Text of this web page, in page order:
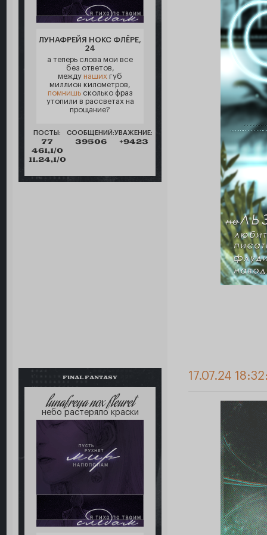
ЛУНАФРЕЙЯ НОКС ФЛЁРЕ,
24
а теперь слова мои все
без ответов,
между наших губ
миллион километров,
помнишьсколько фраз
утопили в рассветах на
прощание?
ПОСТЫ:
77
461,1/0
11.24,1/0
СООБЩЕНИЙ:
39506
УВАЖЕНИЕ:
+9423
FINAL FANTASY
lunafreya nox fleuret
небо растеряло краски
17.07.24